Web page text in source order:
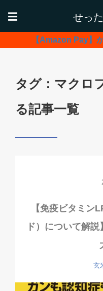
☰ せっ
【Amazon Pay】
タグ：マクロ
る記事一覧
【免疫ビタミン
ド）について解
玄